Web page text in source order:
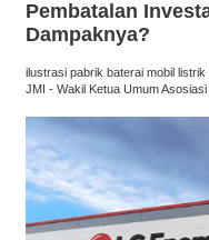
Pembatalan
Dampaknya?
ilustrasi pabrik baterai mobil
JMI - Wakil Ketua Umum Asosiasi